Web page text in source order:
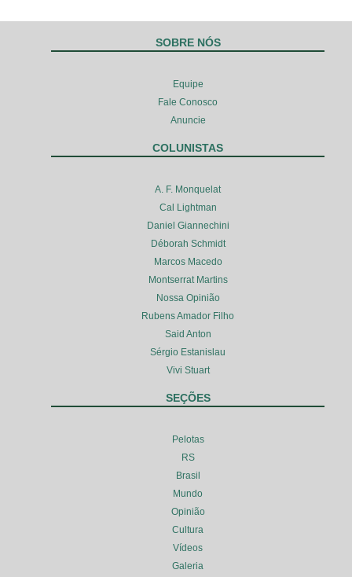
SOBRE NÓS
Equipe
Fale Conosco
Anuncie
COLUNISTAS
A. F. Monquelat
Cal Lightman
Daniel Giannechini
Déborah Schmidt
Marcos Macedo
Montserrat Martins
Nossa Opinião
Rubens Amador Filho
Said Anton
Sérgio Estanislau
Vivi Stuart
SEÇÕES
Pelotas
RS
Brasil
Mundo
Opinião
Cultura
Vídeos
Galeria